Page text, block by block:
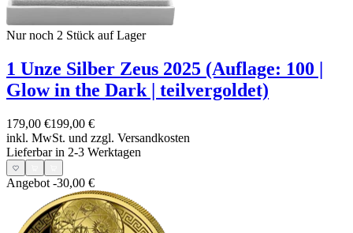
Nur noch 2 Stück auf Lager
1 Unze Silber Zeus 2025 (Auflage: 100 |
Glow in the Dark | teilvergoldet)
179,00 €199,00 €
inkl. MwSt. und zzgl. Versandkosten
Lieferbar in 2-3 Werktagen
Angebot -30,00 €